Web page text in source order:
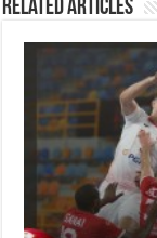
Related Articles